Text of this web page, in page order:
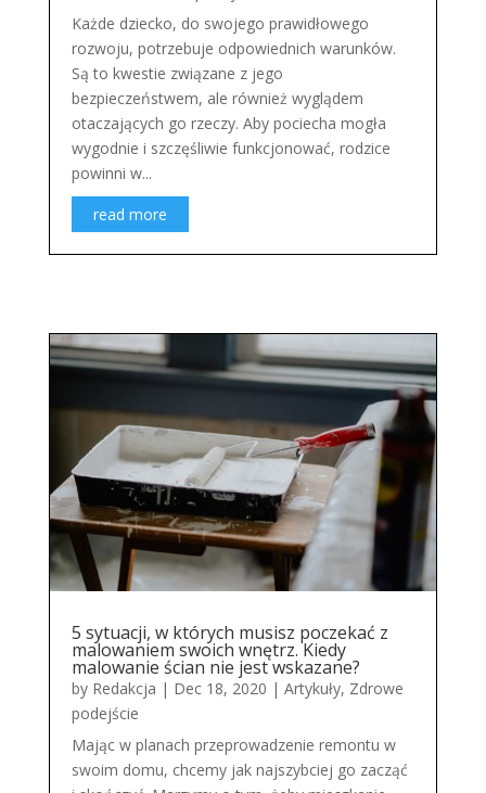
Każde dziecko, do swojego prawidłowego
rozwoju, potrzebuje odpowiednich warunków.
Są to kwestie związane z jego
bezpieczeństwem, ale również wyglądem
otaczających go rzeczy. Aby pociecha mogła
wygodnie i szczęśliwie funkcjonować, rodzice
powinni w...
read more
5 sytuacji, w których musisz poczekać z
malowaniem swoich wnętrz. Kiedy
malowanie ścian nie jest wskazane?
by Redakcja | Dec 18, 2020 | Artykuły, Zdrowe
podejście
Mając w planach przeprowadzenie remontu w
swoim domu, chcemy jak najszybciej go zacząć